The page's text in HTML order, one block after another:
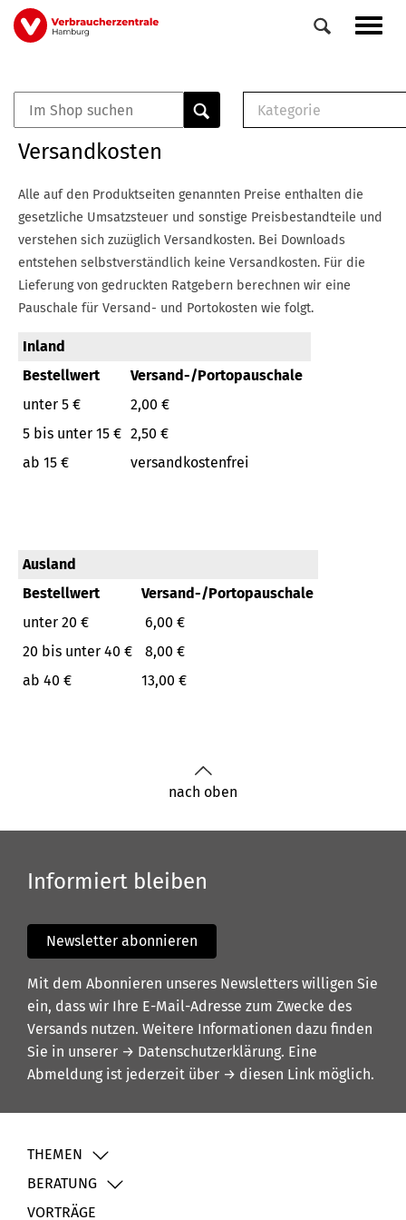
Direkt
zum
Veranstaltungen
0
Kategorie
E-Broschüre
Checklisten (PDF)
Broschüre
Buch
Versandkosten
Alle auf den Produktseiten genannten Preise enthalten die
gesetzliche Umsatzsteuer und sonstige Preisbestandteile und
verstehen sich zuzüglich Versandkosten. Bei Downloads
entstehen selbstverständlich keine Versandkosten. Für die
Lieferung von gedruckten Ratgebern berechnen wir eine
Pauschale für Versand- und Portokosten wie folgt.
Inland
Bestellwert
Versand-/Portopauschale
unter 5 €
2,00 €
5 bis unter 15 € 2,50 €
ab 15 €
versandkostenfrei
Ausland
Bestellwert
Versand-/Portopauschale
unter 20 €
6,00 €
20 bis unter 40 €
8,00 €
ab 40 €
13,00 €
nach oben
Informiert bleiben
Newsletter abonnieren
Mit dem Abonnieren unseres Newsletters willigen Sie
ein, dass wir Ihre E-Mail-Adresse zum Zwecke des
Versands nutzen. Weitere Informationen dazu finden
Sie in unserer → Datenschutzerklärung. Eine
Abmeldung ist jederzeit über → diesen Link möglich.
THEMEN
BERATUNG
VORTRÄGE